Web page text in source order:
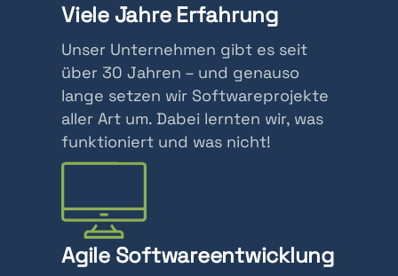
Viele Jahre Erfahrung
Unser Unternehmen gibt es seit
über 30 Jahren – und genauso
lange setzen wir Softwareprojekte
aller Art um. Dabei lernten wir, was
funktioniert und was nicht!
Agile Softwareentwicklung